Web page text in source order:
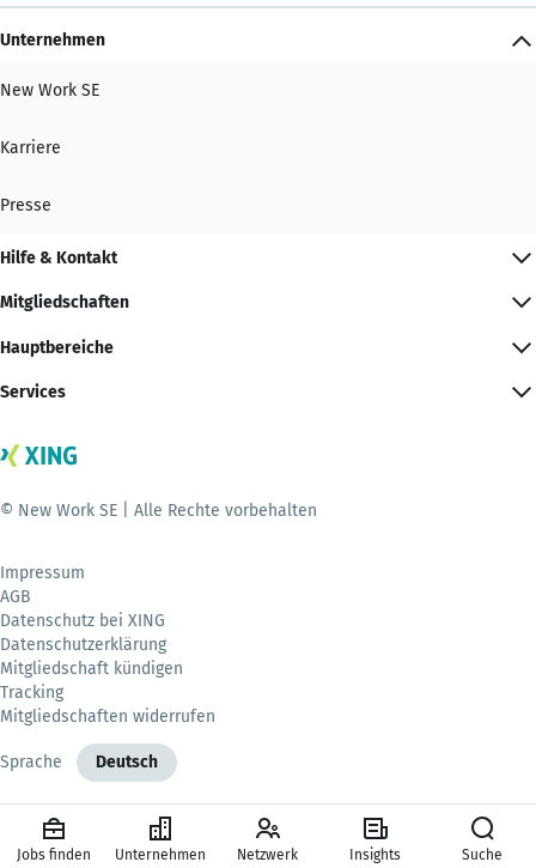
Unternehmen
New Work SE
Karriere
Presse
Hilfe & Kontakt
Mitgliedschaften
Hauptbereiche
Services
© New Work SE | Alle Rechte vorbehalten
Impressum
AGB
Datenschutz bei XING
Datenschutzerklärung
Mitgliedschaft kündigen
Tracking
Mitgliedschaften widerrufen
Sprache Deutsch
Jobs finden Unternehmen Netzwerk Insights Suche